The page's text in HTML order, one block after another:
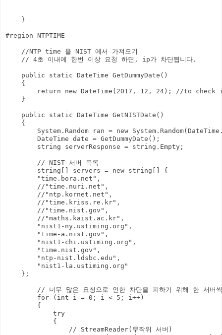
    }
#region NTPTIME
    //NTP time 을 NIST 에서 가져오기
    // 4초 이내에 한번 이상 요청 하면, ip가 차단됩니다.
    public static DateTime GetDummyDate()
    {
return new DateTime(2017, 12, 24); //to check
    }
    public static DateTime GetNISTDate()
    {
System.Random ran = new
        DateTime date = GetDummyDate();
        string serverResponse = string.Empty;
        // NIST 서버 목록
        string[] servers = new string[] {
        "time.bora.net",
        //"time.nuri.net",
        //"ntp.kornet.net",
        //"time.kriss.re.kr",
        //"time.nist.gov",
        //"maths.kaist.ac.kr",
        "nist1-ny.ustiming.org",
        "time-a.nist.gov",
        "nist1-chi.ustiming.org",
        "time.nist.gov",
        "ntp-nist.ldsbc.edu",
        "nist1-la.ustiming.org"
    };
// 너무 많은 요청으로 인한 차단을 피하기 위해 한 서버
        for (int i = 0; i < 5; i++)
        {
            try
            {
                // StreamReader(무작위 서버)